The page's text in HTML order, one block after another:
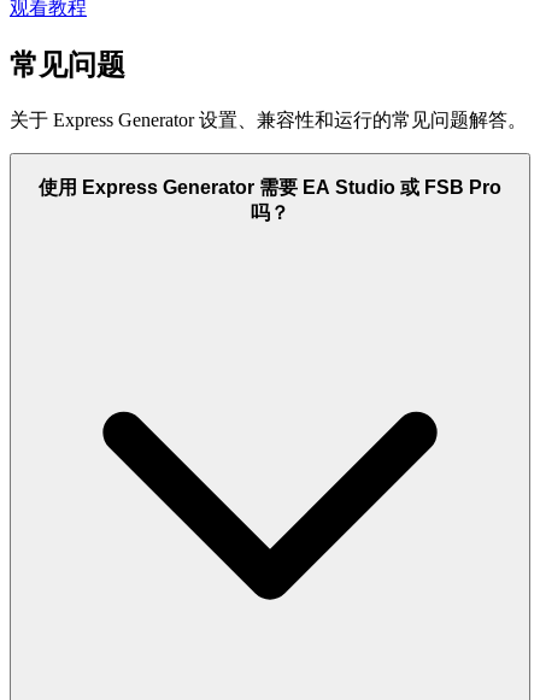
观看教程
常见问题
关于 Express Generator 设置、兼容性和运行的常见问题解答。
使用 Express Generator 需要 EA Studio 或 FSB Pro
吗？